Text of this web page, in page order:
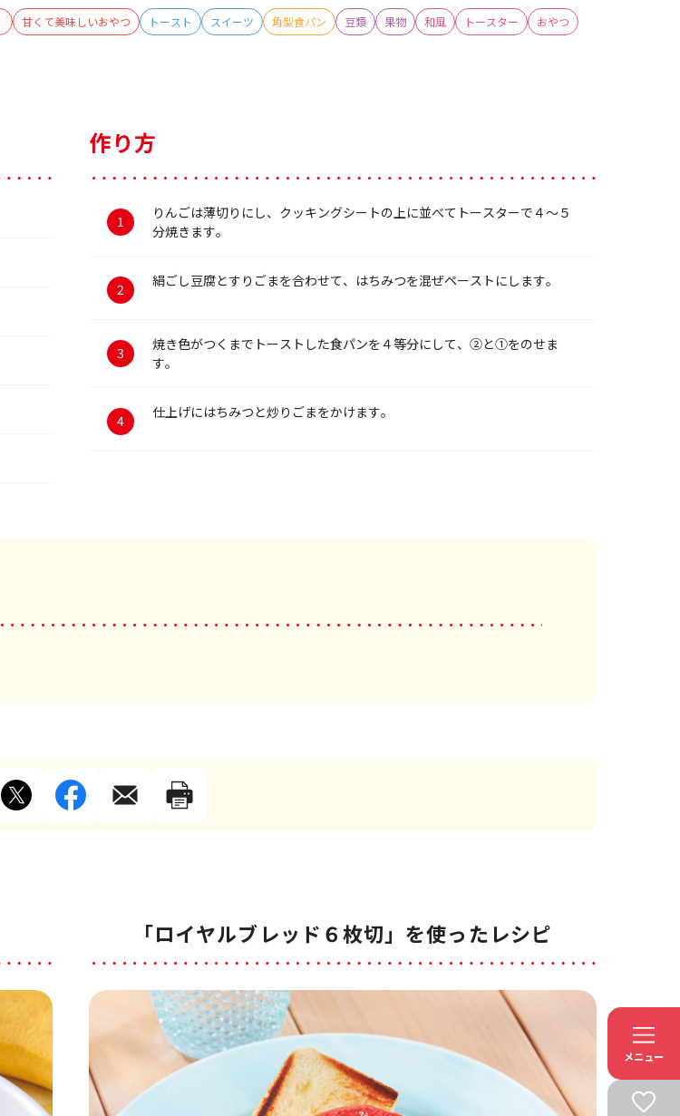
甘くて美味しいおやつ トースト スイーツ 角型食パン 豆類 果物 和風 トースター
おやつ
作り方
りんごは薄切りにし、クッキングシートの上に並べてトースターで４～５
分焼きます。
絹ごし豆腐とすりごまを合わせて、はちみつを混ぜペーストにします。
焼き色がつくまでトーストした食パンを４等分にして、②と①をのせま
す。
仕上げにはちみつと炒りごまをかけます。
「ロイヤルブレッド６枚切」を使ったレシピ
メニュー